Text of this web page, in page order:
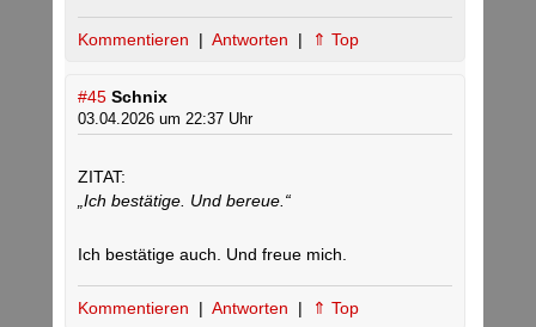
Kommentieren | Antworten | ⇑ Top
#45 Schnix
03.04.2026 um 22:37 Uhr
ZITAT:
„Ich bestätige. Und bereue.“
Ich bestätige auch. Und freue mich.
Kommentieren | Antworten | ⇑ Top